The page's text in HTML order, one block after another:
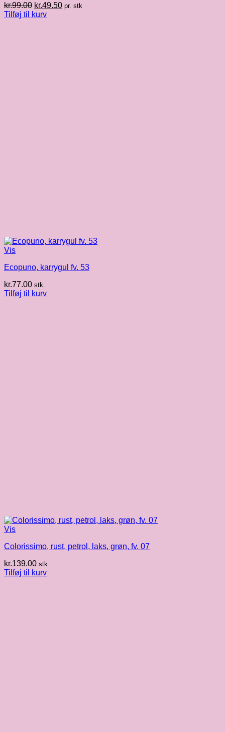
kr.99.00 Den
oprindelige
kr.49.50Den
pr. stk
Tilføj til kurv
Vis
Ecopuno, karrygul fv. 53
kr.77.00 stk.
Tilføj til kurv
Vis
Colorissimo, rust, petrol, laks, grøn, fv. 07
kr.139.00 stk.
Tilføj til kurv